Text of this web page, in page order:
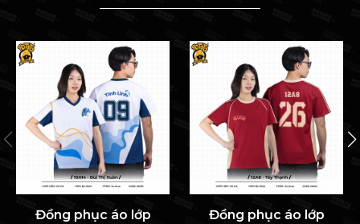
Đồng phục áo lớp
Đồng phục áo lớp